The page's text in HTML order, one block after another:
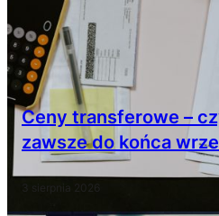
Ceny transferowe –
zawsze do końca
3 sierpnia 2026